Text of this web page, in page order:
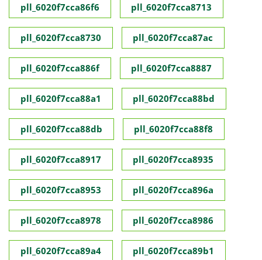
pll_6020f7cca86f6 pll_6020f7cca8713
pll_6020f7cca8730 pll_6020f7cca87ac
pll_6020f7cca886f pll_6020f7cca8887
pll_6020f7cca88a1 pll_6020f7cca88bd
pll_6020f7cca88db pll_6020f7cca88f8
pll_6020f7cca8917 pll_6020f7cca8935
pll_6020f7cca8953 pll_6020f7cca896a
pll_6020f7cca8978 pll_6020f7cca8986
pll_6020f7cca89a4 pll_6020f7cca89b1